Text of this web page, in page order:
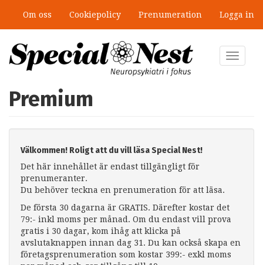
huvudinnehåll
Om oss Cookiepolicy Prenumeration Logga in
Toggle
Premium
Välkommen! Roligt att du vill läsa Special Nest!
Det här innehållet är endast tillgängligt för
prenumeranter.
Du behöver teckna en prenumeration för att läsa.
De första 30 dagarna är GRATIS. Därefter kostar det
79:- inkl moms per månad. Om du endast vill prova
gratis i 30 dagar, kom ihåg att klicka på
avslutaknappen innan dag 31. Du kan också skapa en
företagsprenumeration som kostar 399:- exkl moms